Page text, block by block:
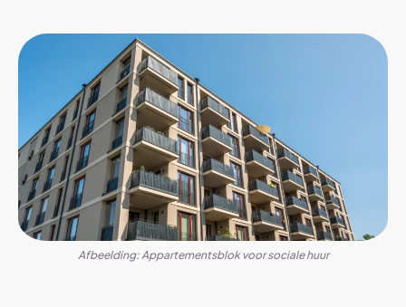
Afbeelding: Appartementsblok voor sociale huur